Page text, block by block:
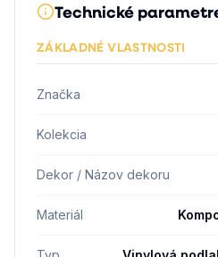
Technické
ZÁKLADNÉ VLASTNOSTI
Značka
Kolekcia
Dekor / Názov dekoru
Materiál